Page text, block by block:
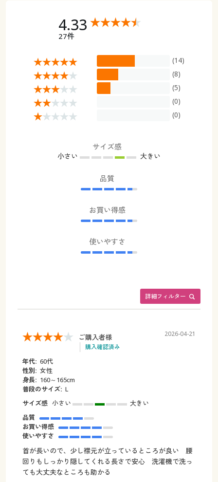
4.33
27件
(14)
(8)
(5)
(0)
(0)
サイズ感
小さい 大きい
品質
お買い得感
使いやすさ
詳細フィルター
ご購入者様
購入確認済み
2026-04-21
年代: 60代
性別: 女性
身長: 160～165cm
普段のサイズ: L
サイズ感 小さい
大きい
品質
お買い得感
使いやすさ
首が長いので、少し襟元が立っているところが良い 腰
回りもしっかり隠してくれる長さで安心 洗濯機で洗っ
ても大丈夫なところも助かる